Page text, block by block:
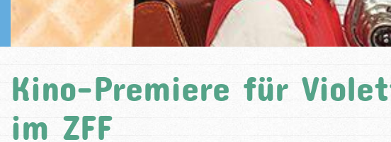
Kino-Premiere für
im ZFF